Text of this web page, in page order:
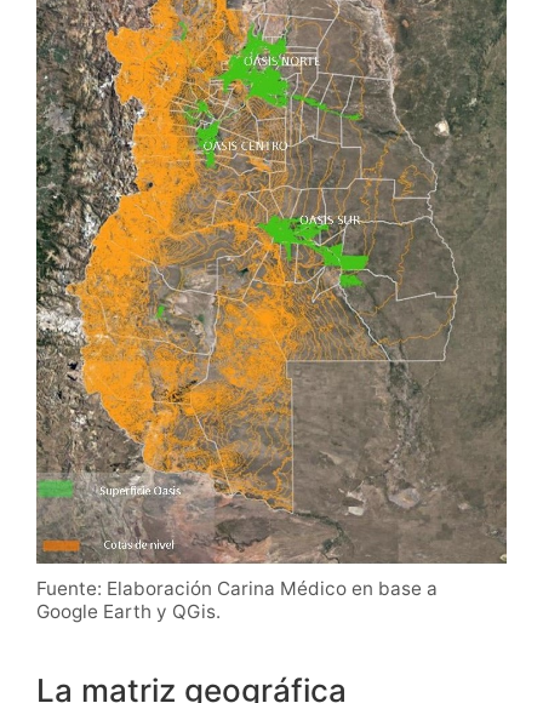
Fuente: Elaboración Carina Médico en base a
Google Earth y QGis.
La matriz geográfica